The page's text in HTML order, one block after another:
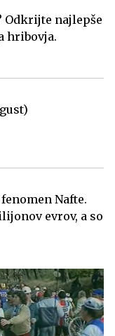
Odkrijte najlepše
hribovja.
Nafte.
evrov, a so